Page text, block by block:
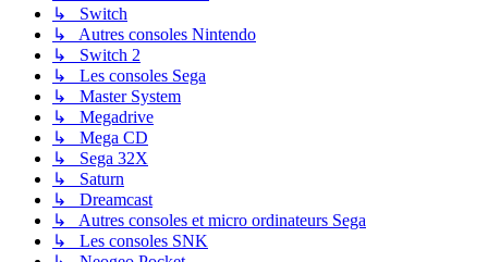
↳ Switch
↳ Autres consoles Nintendo
↳ Switch 2
↳ Les consoles Sega
↳ Master System
↳ Megadrive
↳ Mega CD
↳ Sega 32X
↳ Saturn
↳ Dreamcast
↳ Autres consoles et micro ordinateurs Sega
↳ Les consoles SNK